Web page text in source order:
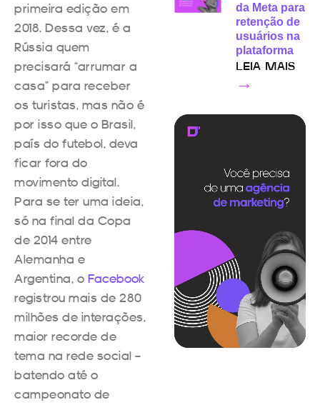
primeira edição em
2018. Dessa vez, é a
Rússia quem
precisará “arrumar a
casa” para receber
os turistas, mas não é
por isso que o Brasil,
país do futebol, deva
ficar fora do
movimento digital.
Para se ter uma ideia,
só na final da Copa
de 2014 entre
Alemanha e
Argentina, o Facebook
registrou mais de 280
milhões de interações,
maior recorde de
tema na rede social –
batendo até o
campeonato de
da Meta para
retenção de
usuários na
plataforma
LEIA MAIS
→